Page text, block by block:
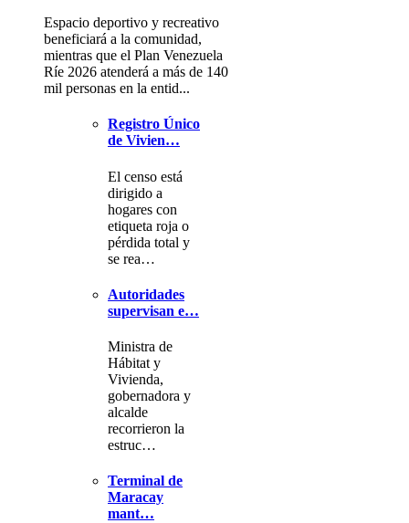
Espacio deportivo y recreativo
beneficiará a la comunidad,
mientras que el Plan Venezuela
Ríe 2026 atenderá a más de 140
mil personas en la entid...
Registro Único
de Vivien…
El censo está
dirigido a
hogares con
etiqueta roja o
pérdida total y
se rea…
Autoridades
supervisan e…
Ministra de
Hábitat y
Vivienda,
gobernadora y
alcalde
recorrieron la
estruc…
Terminal de
Maracay
mant…